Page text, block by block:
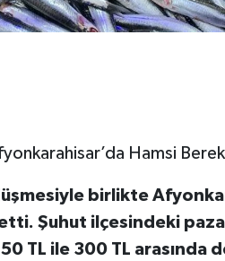
Hamsi
birlikte
Şuhut ilçesindeki
TL ile 300 TL arasında